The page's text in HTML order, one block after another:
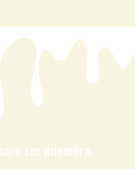
ser miembro.